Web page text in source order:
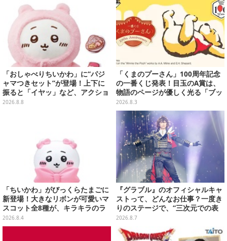
「おしゃべりちいかわ」に“パジ
ャマつきセット”が登場！上下に
振ると「イヤッ」など、アクショ
ンに応じて喋ってくれる
2026.8.8
「くまのプーさん」100周年記念
の一番くじ発表！目玉のA賞は、
物語のページが優しく光る「ブッ
クシェイプドライト」
2026.8.3
「ちいかわ」がびっくらたまごに
新登場！大きなリボンが可愛いマ
スコット全8種が、キラキラのラ
メ入り入浴剤から飛び出す
2026.8.4
『グラブル』のオフィシャルキャ
ストって、どんなお仕事？一度き
りのステージで、“三次元での表
現”に全力を懸けるキャスト陣の
舞台裏【インタビュー】
2026.8.7